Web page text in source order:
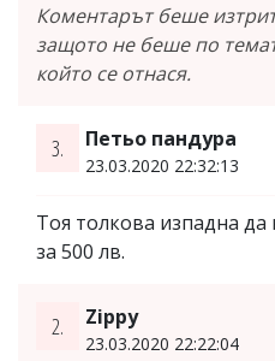
Коментарът беше
защото не беше по
който се отнася.
3. Петьо пандура
23.03.2020 22:32:13
Тоя толкова изпадна да
за 500 лв.
2. Zippy
23.03.2020 22:22:04